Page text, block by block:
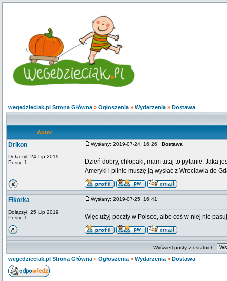
wegedzieciak.pl Strona Główna » Ogłoszenia » Wydarzenia » Dostawa
Autor
Drikon
Dołączył: 24 Lip 2019
Posty: 1
Wysłany: 2019-07-24, 16:26 Dostawa
Dzień dobry, chłopaki, mam tutaj to pytanie. Jaka
Ameryki i pilnie muszę ją wysłać z Wrocławia do
Fikorka
Dołączył: 25 Lip 2019
Posty: 1
Wysłany: 2019-07-25, 16:41
Więc użyj poczty w Polsce, albo coś w niej nie
Wyświetl posty z ostatnich:
wegedzieciak.pl Strona Główna » Ogłoszenia » Wydarzenia » Dostawa